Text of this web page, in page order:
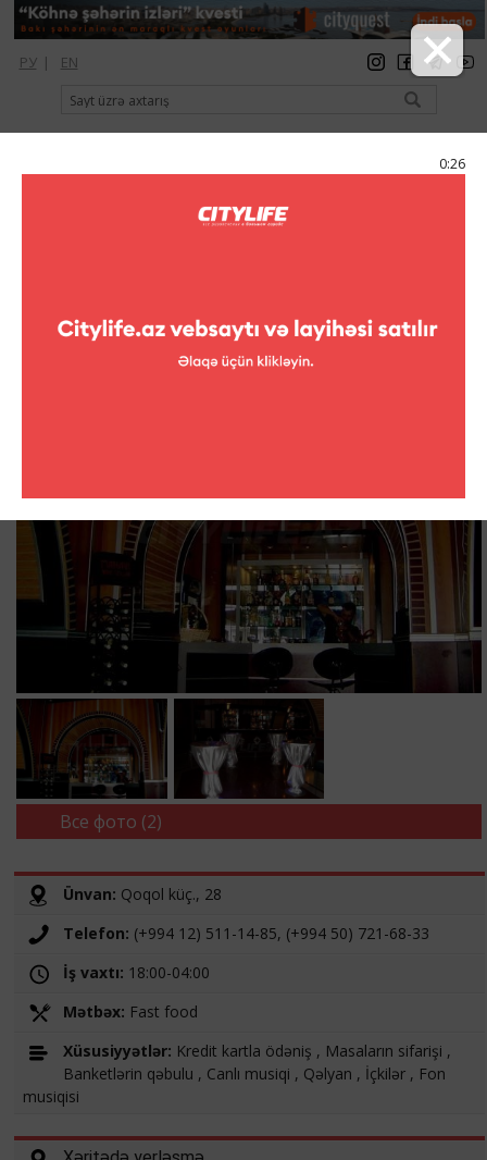
0:25
РУ | EN
qeydiyyat giriş Citylife Magazine
Gold Club
Все фото (2)
Ünvan: Qoqol küç., 28
Telefon: (+994 12) 511-14-85, (+994 50) 721-68-33
İş vaxtı: 18:00-04:00
Mətbəx: Fast food
Xüsusiyyətlər: Kredit kartla ödəniş , Masaların sifarişi ,
Banketlərin qəbulu , Canlı musiqi , Qəlyan , İçkilər , Fon
musiqisi